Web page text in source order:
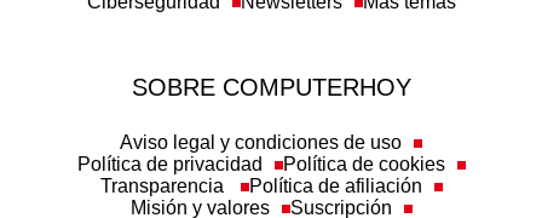
Política de privacidad
Política de cookies
Transparencia
Política de afiliación
Misión y valores
Suscripción
Configuración de cookies